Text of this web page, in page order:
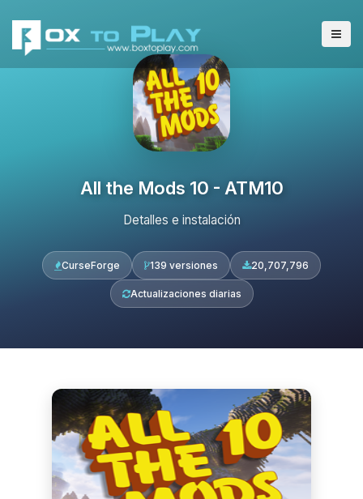
All the Mods 10 - ATM10
Detalles e instalación
CurseForge 139 versiones 20,707,796
Actualizaciones diarias